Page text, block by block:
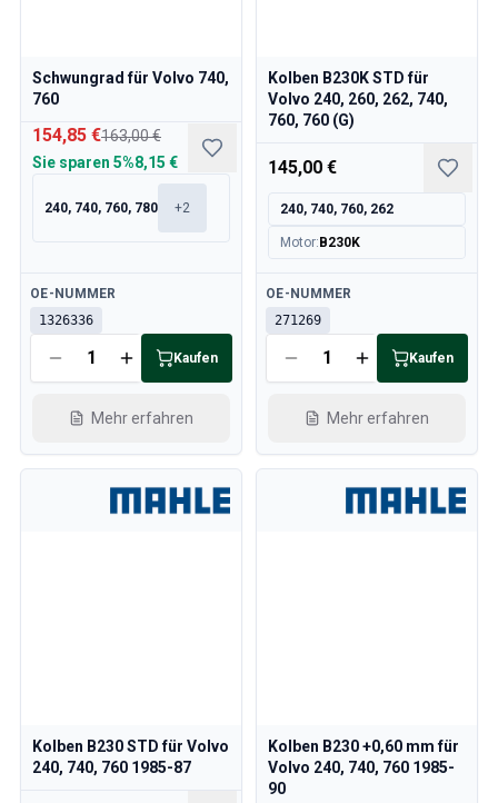
Schwungrad für Volvo 740,
760
154,85 €163,00 €
Sie sparen 5%8,15 €
240, 740, 760, 780 +2
Verfügbar
OE-NUMMER
1326336
Kaufen
Mehr erfahren
Kolben B230K STD für
Volvo 240, 260, 262, 740,
760, 760 (G)
145,00 €
240, 740, 760, 262
Motor: B230K
Verfügbar
OE-NUMMER
271269
Kaufen
Mehr erfahren
Kolben B230 STD für Volvo
240, 740, 760 1985-87
Kolben B230 +0,60 mm für
Volvo 240, 740, 760 1985-
90